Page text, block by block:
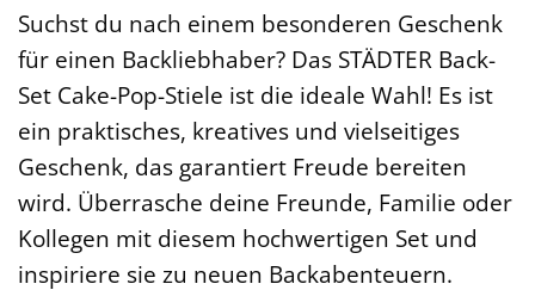
Suchst du nach einem besonderen Geschenk
für einen Backliebhaber? Das STÄDTER Back-
Set Cake-Pop-Stiele ist die ideale Wahl! Es ist
ein praktisches, kreatives und vielseitiges
Geschenk, das garantiert Freude bereiten
wird. Überrasche deine Freunde, Familie oder
Kollegen mit diesem hochwertigen Set und
inspiriere sie zu neuen Backabenteuern.